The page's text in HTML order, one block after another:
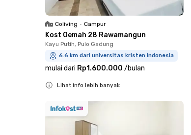
Coliving • Campur
Kost Oemah 28 Rawamangun
Kayu Putih, Pulo Gadung
6.6 km dari universitas kristen indonesia
mulai dari Rp1.600.000 /bulan
Lihat info lebih banyak